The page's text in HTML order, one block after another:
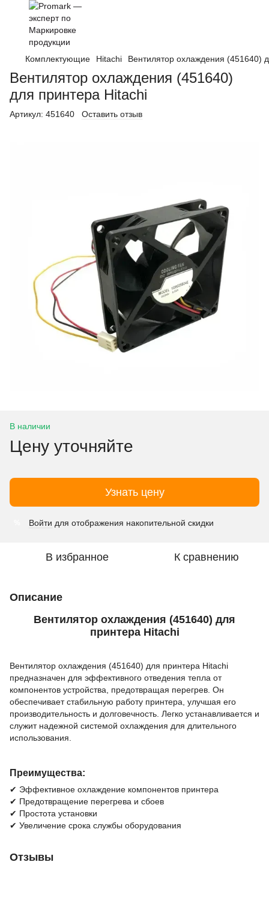
Комплектующие Hitachi Вентилятор охлаждения (451640)
Вентилятор охлаждения (451640)
для принтера Hitachi
Артикул: 451640 Оставить отзыв
В наличии
Цену уточняйте
Узнать цену
Войти для отображения накопительной скидки
В избранное К сравнению
Описание
Вентилятор охлаждения (451640) для
принтера Hitachi
Вентилятор охлаждения (451640) для принтера Hitachi
предназначен для эффективного отведения тепла от
компонентов устройства, предотвращая перегрев. Он
обеспечивает стабильную работу принтера, улучшая его
производительность и долговечность. Легко устанавливается и
служит надежной системой охлаждения для длительного
использования.
Преимущества:
✔ Эффективное охлаждение компонентов принтера
✔ Предотвращение перегрева и сбоев
✔ Простота установки
✔ Увеличение срока службы оборудования
Отзывы